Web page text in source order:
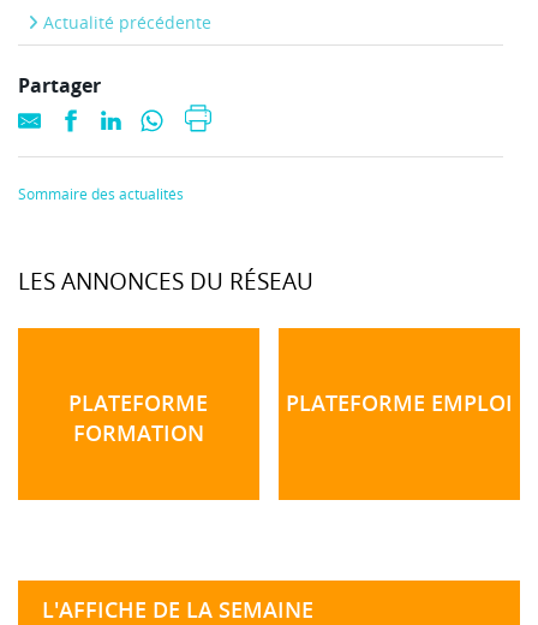
Actualité précédente
Partager
Sommaire des actualités
LES ANNONCES DU RÉSEAU
PLATEFORME
FORMATION
PLATEFORME EMPLOI
L'AFFICHE DE LA SEMAINE